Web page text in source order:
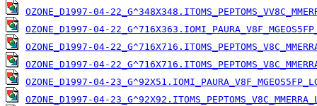
OZONE_D1997-04-
OZONE_D1997-04-
OZONE_D1997-04-
OZONE_D1997-04-
OZONE_D1997-04-
OZONE_D1997-04-